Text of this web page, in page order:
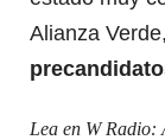
Alianza Verde,
Lea en W Radio: